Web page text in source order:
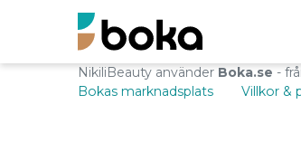
NikiliBeauty använder Boka.se -
Bokas marknadsplats
Villkor &